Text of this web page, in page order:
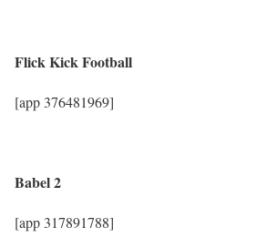
Flick Kick Football
[app 376481969]
Babel 2
[app 317891788]